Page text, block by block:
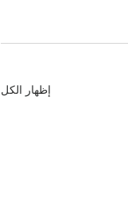
إظهار الكل